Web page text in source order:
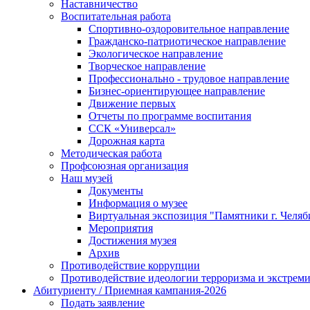
Наставничество
Воспитательная работа
Спортивно-оздоровительное направление
Гражданско-патриотическое направление
Экологическое направление
Творческое направление
Профессионально - трудовое направление
Бизнес-ориентирующее направление
Движение первых
Отчеты по программе воспитания
ССК «Универсал»
Дорожная карта
Методическая работа
Профсоюзная организация
Наш музей
Документы
Информация о музее
Виртуальная экспозиция "Памятники г.
Мероприятия
Достижения музея
Архив
Противодействие коррупции
Противодействие идеологии терроризма и
Абитуриенту / Приемная кампания-2026
Подать заявление